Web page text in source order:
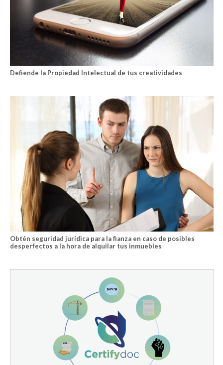
Defiende la Propiedad Intelectual de tus creatividades
Obtén seguridad jurídica para la fianza en caso de posibles
desperfectos a la hora de alquilar tus inmuebles